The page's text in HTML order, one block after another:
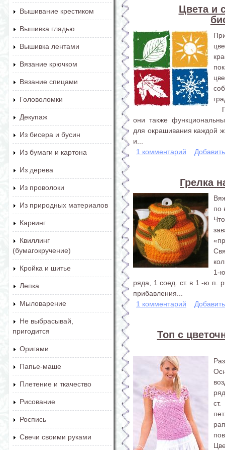
Вышивание крестиком
Вышивка гладью
Вышивка лентами
Вязание крючком
Вязание спицами
Головоломки
Декупаж
Из бисера и бусин
Из бумаги и картона
Из дерева
Из проволоки
Из природных материалов
Карвинг
Квиллинг
(бумагокручение)
Кройка и шитье
Лепка
Мыловарение
Не выбрасывай,
пригодится
Оригами
Папье-маше
Плетение и ткачество
Рисование
Роспись
Свечи своими руками
Цвета и
они также
для окрашивания каждой
и...
1 комментарий
Грелка
по
1-
ряда, 1 соед. ст. в 1 -ю п.
прибавления...
1 комментарий
Топ с